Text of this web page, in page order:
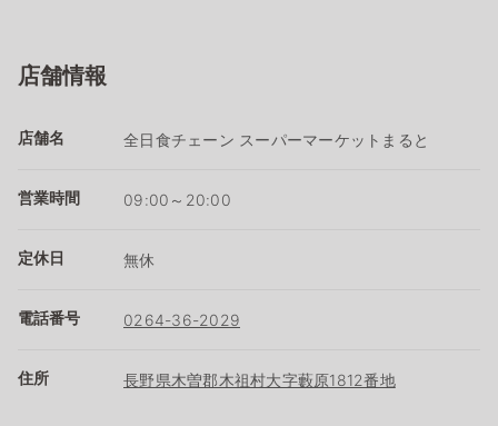
店舗情報
店舗名 全日食チェーン スーパーマーケットまると
営業時間 09:00～20:00
定休日 無休
電話番号 0264-36-2029
住所 長野県木曽郡木祖村大字藪原1812番地